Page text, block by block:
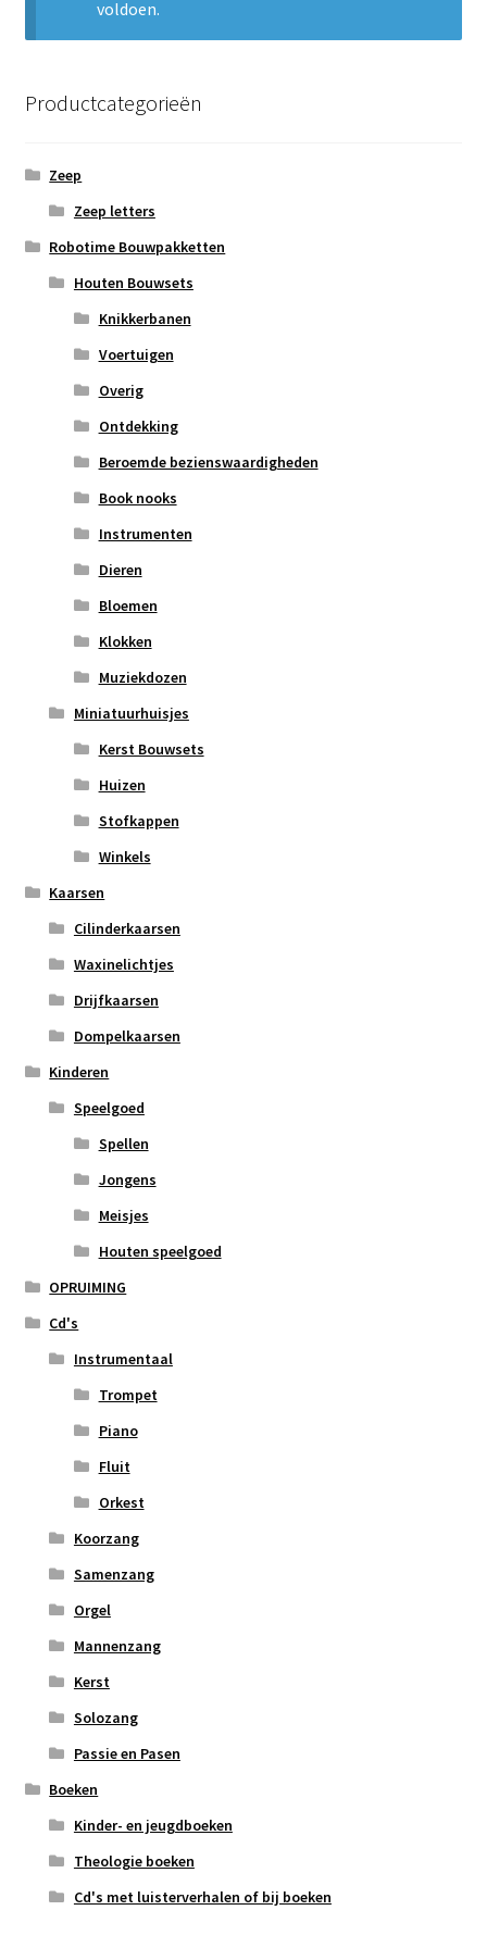
voldoen.
Productcategorieën
Zeep
Zeep letters
Robotime Bouwpakketten
Houten Bouwsets
Knikkerbanen
Voertuigen
Overig
Ontdekking
Beroemde bezienswaardigheden
Book nooks
Instrumenten
Dieren
Bloemen
Klokken
Muziekdozen
Miniatuurhuisjes
Kerst Bouwsets
Huizen
Stofkappen
Winkels
Kaarsen
Cilinderkaarsen
Waxinelichtjes
Drijfkaarsen
Dompelkaarsen
Kinderen
Speelgoed
Spellen
Jongens
Meisjes
Houten speelgoed
OPRUIMING
Cd's
Instrumentaal
Trompet
Piano
Fluit
Orkest
Koorzang
Samenzang
Orgel
Mannenzang
Kerst
Solozang
Passie en Pasen
Boeken
Kinder- en jeugdboeken
Theologie boeken
Cd's met luisterverhalen of bij boeken